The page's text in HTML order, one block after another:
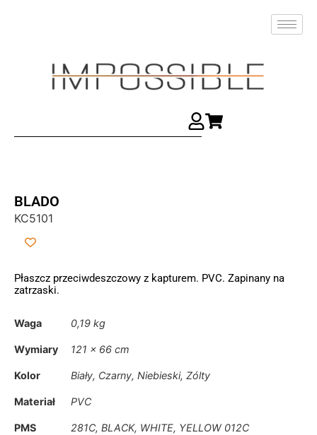
BLADO
KC5101
Płaszcz przeciwdeszczowy z kapturem. PVC. Zapinany na
zatrzaski.
Waga 0,19 kg
Wymiary 121 × 66 cm
Kolor Biały, Czarny, Niebieski, Zólty
Materiał PVC
PMS 281C, BLACK, WHITE, YELLOW 012C